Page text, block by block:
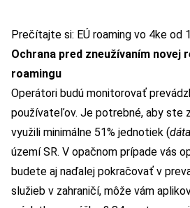
Prečítajte si: EÚ roaming vo 4ke od
Ochrana pred zneužívaním novej
roamingu
Operátori budú monitorovať
používateľov. Je potrebné, aby ste
využili minimálne 51% jednotiek (
území SR. V opačnom prípade vás
budete aj naďalej pokračovať v
služieb v zahraničí, môže vám